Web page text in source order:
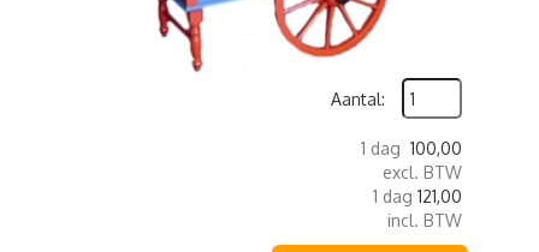
Aantal:
1 dag 100,00
excl. BTW
1 dag 121,00
incl. BTW